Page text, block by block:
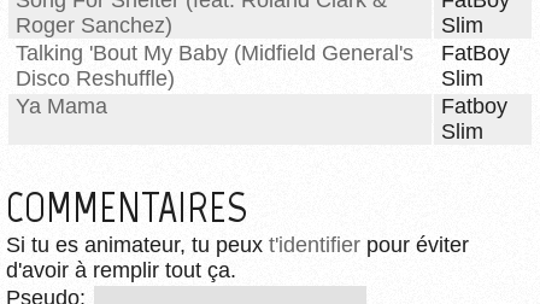
Roger Sanchez)
Slim
Talking 'Bout My Baby (Midfield General's
Disco Reshuffle)
FatBoy
Slim
Ya Mama
Fatboy
Slim
COMMENTAIRES
Si tu es animateur, tu peux t'identifier pour éviter
d'avoir à remplir tout ça.
Pseudo: